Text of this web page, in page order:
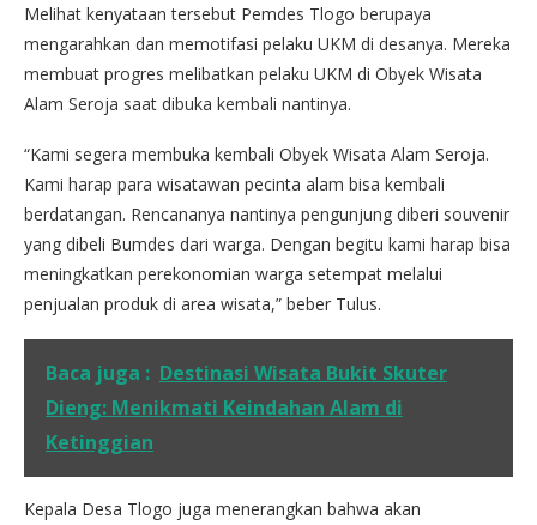
Melihat kenyataan tersebut Pemdes Tlogo berupaya
mengarahkan dan memotifasi pelaku UKM di desanya. Mereka
membuat progres melibatkan pelaku UKM di Obyek Wisata
Alam Seroja saat dibuka kembali nantinya.
“Kami segera membuka kembali Obyek Wisata Alam Seroja.
Kami harap para wisatawan pecinta alam bisa kembali
berdatangan. Rencananya nantinya pengunjung diberi souvenir
yang dibeli Bumdes dari warga. Dengan begitu kami harap bisa
meningkatkan perekonomian warga setempat melalui
penjualan produk di area wisata,” beber Tulus.
Baca juga : Destinasi Wisata Bukit Skuter
Dieng: Menikmati Keindahan Alam di
Ketinggian
Kepala Desa Tlogo juga menerangkan bahwa akan